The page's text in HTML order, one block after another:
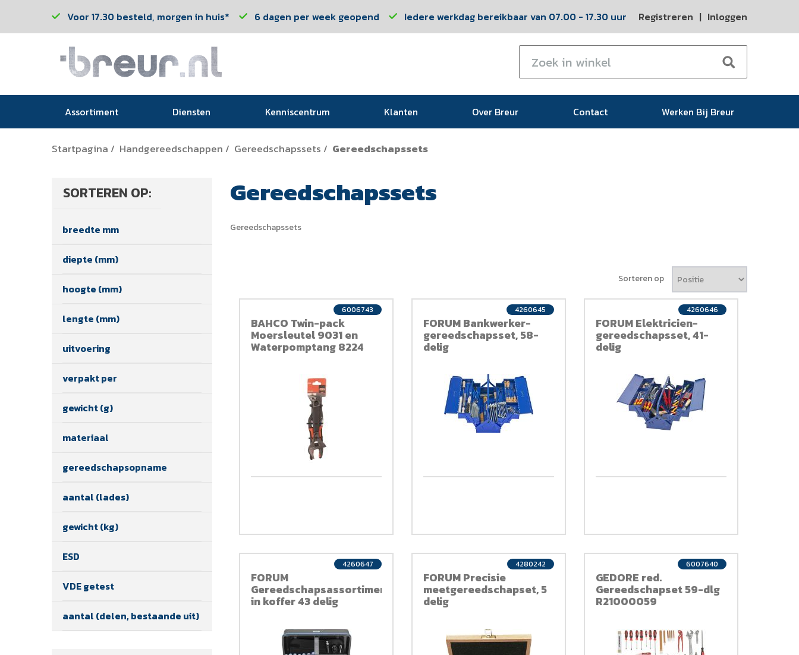
Voor 17.30 besteld, morgen in huis* 6 dagen per week geopend Iedere werkdag bereikbaar van 07.00 - 17.30 uur Registreren | Inloggen
Assortiment Diensten Kenniscentrum Klanten Over Breur Contact Werken Bij Breur
Startpagina / Handgereedschappen / Gereedschapssets / Gereedschapssets
SORTEREN OP:
breedte mm
diepte (mm)
hoogte (mm)
lengte (mm)
uitvoering
verpakt per
gewicht (g)
materiaal
gereedschapsopname
aantal (lades)
gewicht (kg)
ESD
VDE getest
aantal (delen, bestaande uit)
Gereedschapssets
Gereedschapssets
Sorteren op
BAHCO Twin-pack
Moersleutel 9031 en
Waterpomptang 8224
6006743
FORUM Bankwerker-
gereedschapsset, 58-
delig
4260645
FORUM Elektricien-
gereedschapsset, 41-
delig
4260646
FORUM
Gereedschapsassortiment,
in koffer 43 delig
4260647
FORUM Precisie
meetgereedschapset, 5
delig
4280242
GEDORE red.
Gereedschapset 59-dlg
R21000059
6007640